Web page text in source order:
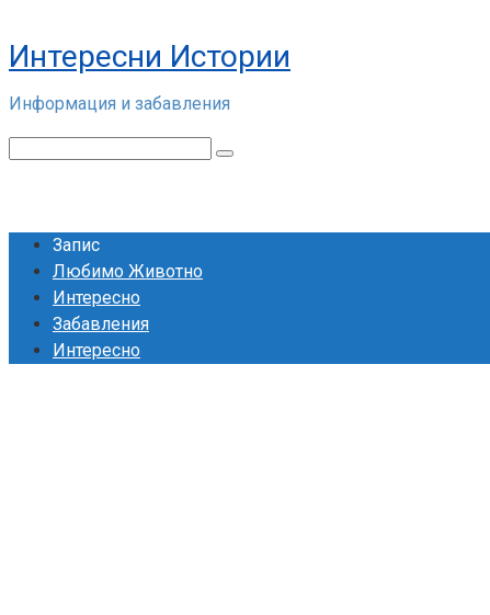
to
content
Интересни Истории
Информация и забавления
Запис
Любимо Животно
Интересно
Забавления
Интересно